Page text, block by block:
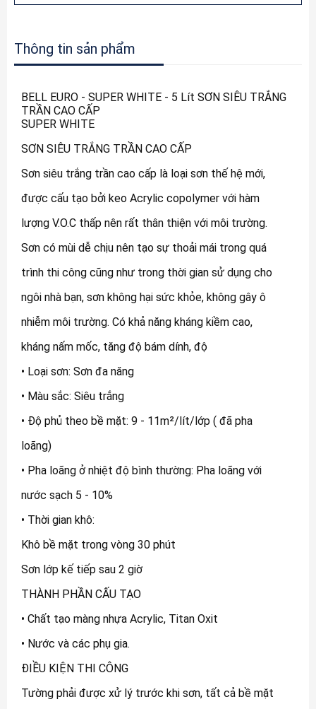
Thông tin sản phẩm
BELL EURO - SUPER WHITE - 5 Lít SƠN SIÊU TRẮNG
TRẦN CAO CẤP
SUPER WHITE
SƠN SIÊU TRẮNG TRẦN CAO CẤP
Sơn siêu trắng trần cao cấp là loại sơn thế hệ mới,
được cấu tạo bởi keo Acrylic copolymer với hàm
lượng V.O.C thấp nên rất thân thiện với môi trường.
Sơn có mùi dễ chịu nên tạo sự thoải mái trong quá
trình thi công cũng như trong thời gian sử dụng cho
ngôi nhà bạn, sơn không hại sức khỏe, không gây ô
nhiễm môi trường. Có khả năng kháng kiềm cao,
kháng nấm mốc, tăng độ bám dính, độ
• Loại sơn: Sơn đa năng
• Màu sắc: Siêu trắng
• Độ phủ theo bề mặt: 9 - 11m²/lít/lớp ( đã pha
loãng)
• Pha loãng ở nhiệt độ bình thường: Pha loãng với
nước sạch 5 - 10%
• Thời gian khô:
Khô bề mặt trong vòng 30 phút
Sơn lớp kế tiếp sau 2 giờ
THÀNH PHẦN CẤU TẠO
• Chất tạo màng nhựa Acrylic, Titan Oxit
• Nước và các phụ gia.
ĐIỀU KIỆN THI CÔNG
Tường phải được xử lý trước khi sơn, tất cả bề mặt